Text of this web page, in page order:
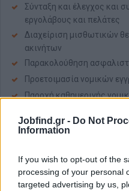
Jobfind.gr - Do Not
Information
If you wish to opt-out of the
processing of your personal
targeted advertising by us,
Σύνταξη και έλεγχος και
εργολάβους και πελάτες
Διαχείριση μισθωτικών
ακινήτων
Παρακολούθηση
Προετοιμασία νομικών
Παροχή καθημερινής
Απαραίτητα Προσόντα
Εξειδίκευση ή εμπειρία
Επιθυμητή προϋπηρεσία